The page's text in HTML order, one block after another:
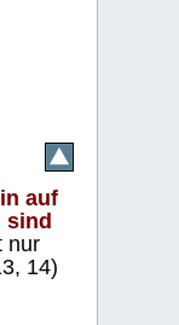
auf
sind
nur
14)